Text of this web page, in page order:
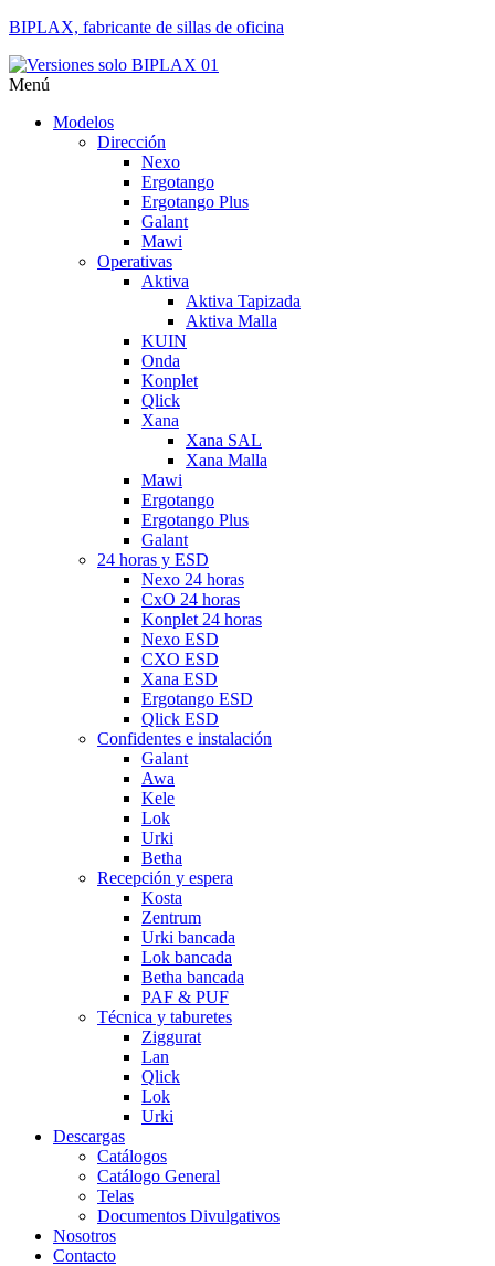
BIPLAX, fabricante de sillas de oficina
Menú
Modelos
Dirección
Nexo
Ergotango
Ergotango Plus
Galant
Mawi
Operativas
Aktiva
Aktiva Tapizada
Aktiva Malla
KUIN
Onda
Konplet
Qlick
Xana
Xana SAL
Xana Malla
Mawi
Ergotango
Ergotango Plus
Galant
24 horas y ESD
Nexo 24 horas
CxO 24 horas
Konplet 24 horas
Nexo ESD
CXO ESD
Xana ESD
Ergotango ESD
Qlick ESD
Confidentes e instalación
Galant
Awa
Kele
Lok
Urki
Betha
Recepción y espera
Kosta
Zentrum
Urki bancada
Lok bancada
Betha bancada
PAF & PUF
Técnica y taburetes
Ziggurat
Lan
Qlick
Lok
Urki
Descargas
Catálogos
Catálogo General
Telas
Documentos Divulgativos
Nosotros
Contacto